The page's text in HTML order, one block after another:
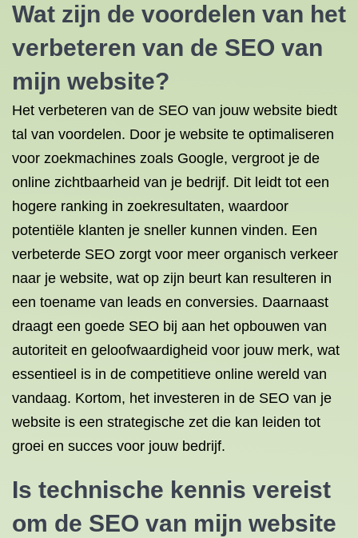
Wat zijn de voordelen van het
verbeteren van de SEO van
mijn website?
Het verbeteren van de SEO van jouw website biedt
tal van voordelen. Door je website te optimaliseren
voor zoekmachines zoals Google, vergroot je de
online zichtbaarheid van je bedrijf. Dit leidt tot een
hogere ranking in zoekresultaten, waardoor
potentiële klanten je sneller kunnen vinden. Een
verbeterde SEO zorgt voor meer organisch verkeer
naar je website, wat op zijn beurt kan resulteren in
een toename van leads en conversies. Daarnaast
draagt een goede SEO bij aan het opbouwen van
autoriteit en geloofwaardigheid voor jouw merk, wat
essentieel is in de competitieve online wereld van
vandaag. Kortom, het investeren in de SEO van je
website is een strategische zet die kan leiden tot
groei en succes voor jouw bedrijf.
Is technische kennis vereist
om de SEO van mijn website